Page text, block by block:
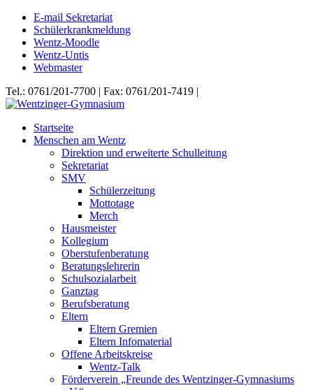
E-mail Sekretariat
Schülerkrankmeldung
Wentz-Moodle
Wentz-Untis
Webmaster
Tel.: 0761/201-7700 | Fax: 0761/201-7419 |
Startseite
Menschen am Wentz
Direktion und erweiterte Schulleitung
Sekretariat
SMV
Schülerzeitung
Mottotage
Merch
Hausmeister
Kollegium
Oberstufenberatung
Beratungslehrerin
Schulsozialarbeit
Ganztag
Berufsberatung
Eltern
Eltern Gremien
Eltern Infomaterial
Offene Arbeitskreise
Wentz-Talk
Förderverein „Freunde des Wentzinger-Gymnasiums